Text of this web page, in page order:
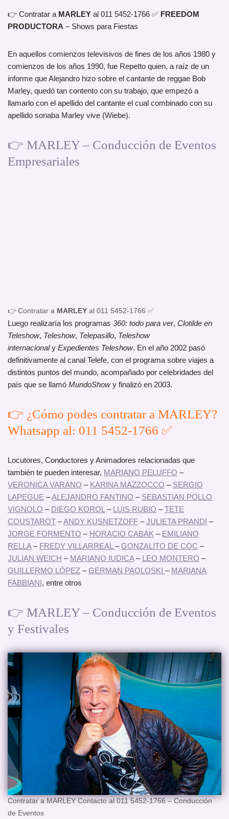
👉 Contratar a MARLEY al 011 5452-1766 ✅ FREEDOM
PRODUCTORA – Shows para Fiestas
En aquellos comienzos televisivos de fines de los años 1980 y
comienzos de los años 1990, fue Repetto quien, a raíz de un
informe que Alejandro hizo sobre el cantante de reggae Bob
Marley, quedó tan contento con su trabajo, que empezó a
llamarlo con el apellido del cantante el cual combinado con su
apellido sonaba Marley vive (Wiebe).
👉 MARLEY – Conducción de Eventos
Empresariales
👉 Contratar a MARLEY al 011 5452-1766 ✅
Luego realizaría los programas 360: todo para ver, Clotilde en
Teleshow, Teleshow, Telepasillo, Teleshow
internacionaly Expedientes Teleshow. En el año 2002 pasó
definitivamente al canal Telefe, con el programa sobre viajes a
distintos puntos del mundo, acompañado por celebridades del
país que se llamó MundoShowy finalizó en 2003.
👉 ¿Cómo podes contratar a MARLEY?
Whatsapp al: 011 5452-1766 ✅
Locutores, Conductores y Animadores relacionadas que
también te pueden interesar, MARIANO PELUFFO –
VERONICA VARANO – KARINA MAZZOCCO – SERGIO
LAPEGUE –ALEJANDRO FANTINO – SEBASTIAN POLLO
VIGNOLO – DIEGO KOROL – LUIS RUBIO –TETE
COUSTAROT –ANDY KUSNETZOFF –JULIETA PRANDI –
JORGE FORMENTO – HORACIO CABAK – EMILIANO
RELLA– FREDY VILLARREAL –GONZALITO DE CQC –
JULIAN WEICH – MARIANO IUDICA– LEO MONTERO –
GUILLERMO LÓPEZ –GERMAN PAOLOSKI – MARIANA
FABBIANI, entre otros
👉 MARLEY – Conducción de Eventos
y Festivales
Contratar a MARLEY Contacto al 011 5452-1766 – Conducción
de Eventos